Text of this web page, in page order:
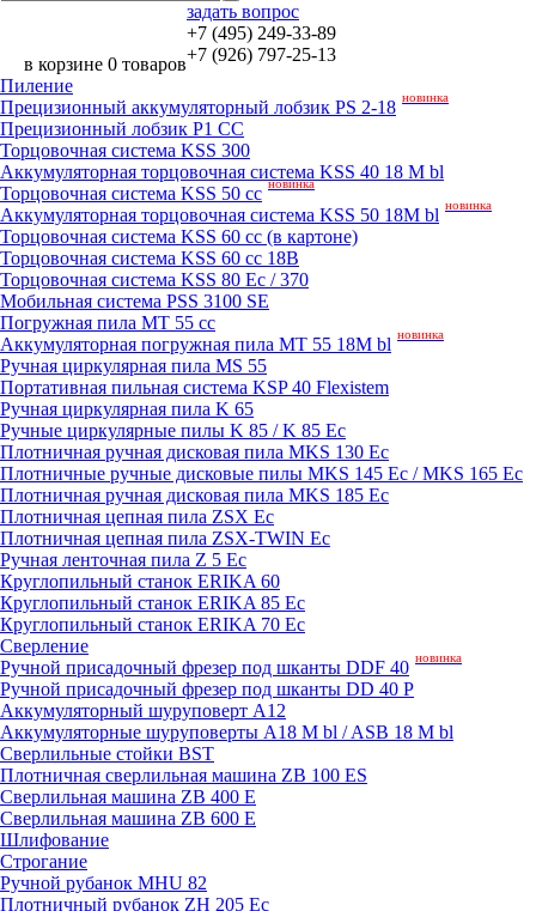
в корзине 0 товаров
задать вопрос
+7 (495) 249-33-89
+7 (926) 797-25-13
Пиление
Прецизионный аккумуляторный лобзик PS 2-18 новинка
Прецизионный лобзик P1 CC
Торцовочная система KSS 300
Аккумуляторная торцовочная система KSS 40 18 M bl
Торцовочная система KSS 50 сс новинка
Аккумуляторная торцовочная система KSS 50 18M bl новинка
Торцовочная система KSS 60 cc (в картоне)
Торцовочная система KSS 60 cc 18В
Торцовочная система KSS 80 Ec / 370
Мобильная система PSS 3100 SE
Погружная пила MT 55 cc
Аккумуляторная погружная пила MT 55 18M bl новинка
Ручная циркулярная пила MS 55
Портативная пильная система KSP 40 Flexistem
Ручная циркулярная пила K 65
Ручные циркулярные пилы K 85 / K 85 Ec
Плотничная ручная дисковая пила MKS 130 Ec
Плотничные ручные дисковые пилы MKS 145 Ec / MKS 165 Ec
Плотничная ручная дисковая пила MKS 185 Ec
Плотничная цепная пила ZSX Ec
Плотничная цепная пила ZSX-TWIN Ec
Ручная ленточная пила Z 5 Ec
Круглопильный станок ERIKA 60
Круглопильный станок ERIKA 85 Ec
Круглопильный станок ERIKA 70 Ec
Сверление
Ручной присадочный фрезер под шканты DDF 40 новинка
Ручной присадочный фрезер под шканты DD 40 P
Аккумуляторный шуруповерт A12
Аккумуляторные шуруповерты A18 M bl / ASB 18 M bl
Сверлильные стойки BST
Плотничная сверлильная машина ZB 100 ES
Сверлильная машина ZB 400 E
Сверлильная машина ZB 600 E
Шлифование
Строгание
Ручной рубанок MHU 82
Плотничный рубанок ZH 205 Ec